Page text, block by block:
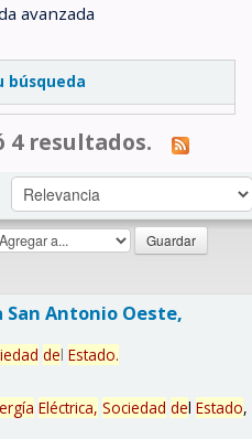
avanzada
búsqueda
4 resultados.
Antonio Oeste,
del Estado.
Eléctrica, Sociedad del Estado,